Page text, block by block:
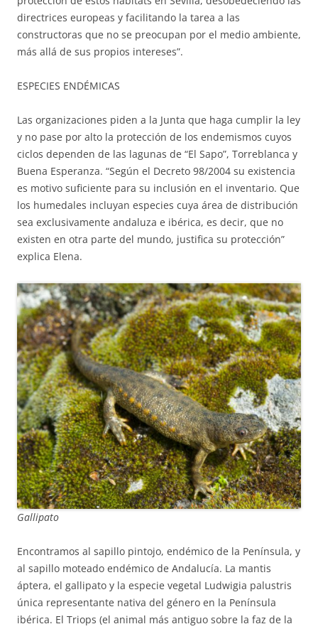
directrices europeas y facilitando la tarea a las
constructoras que no se preocupan por el medio ambiente,
más allá de sus propios intereses”.
ESPECIES ENDÉMICAS
Las organizaciones piden a la Junta que haga cumplir la ley
y no pase por alto la protección de los endemismos cuyos
ciclos dependen de las lagunas de “El Sapo”, Torreblanca y
Buena Esperanza. “Según el Decreto 98/2004 su existencia
es motivo suficiente para su inclusión en el inventario. Que
los humedales incluyan especies cuya área de distribución
sea exclusivamente andaluza e ibérica, es decir, que no
existen en otra parte del mundo, justifica su protección”
explica Elena.
Gallipato
Encontramos al sapillo pintojo, endémico de la Península, y
al sapillo moteado endémico de Andalucía. La mantis
áptera, el gallipato y la especie vegetal Ludwigia palustris
única representante nativa del género en la Península
ibérica. El Triops (el animal más antiguo sobre la faz de la